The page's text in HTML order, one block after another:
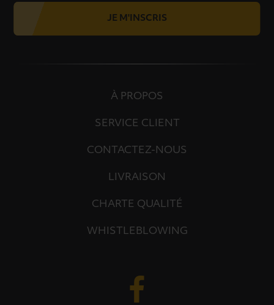
JE M'INSCRIS
À PROPOS
SERVICE CLIENT
CONTACTEZ-NOUS
LIVRAISON
CHARTE QUALITÉ
WHISTLEBLOWING